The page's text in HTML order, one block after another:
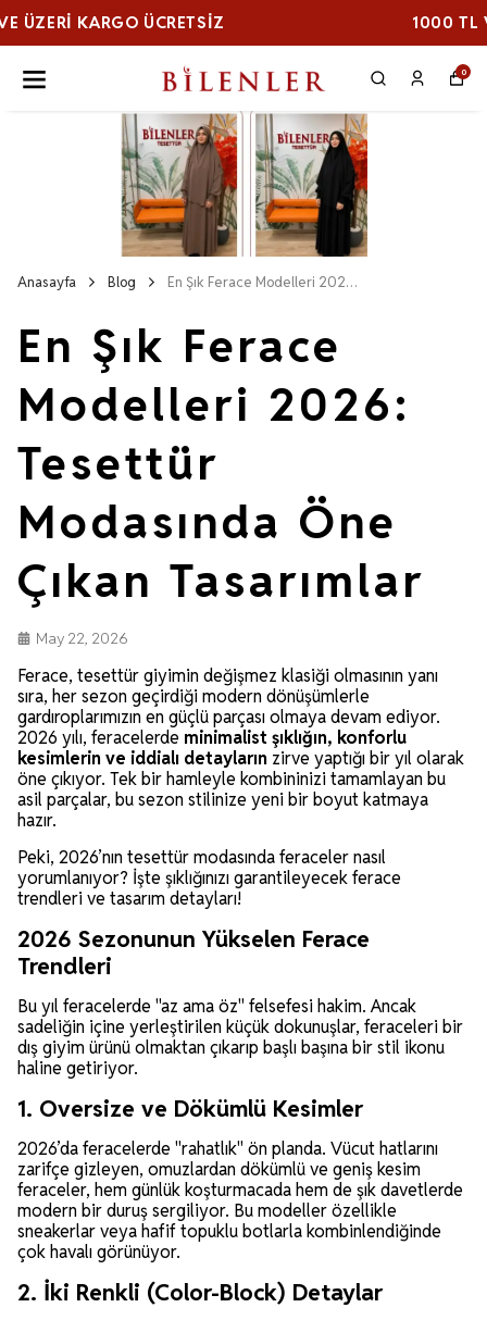
1000 TL VE ÜZERI KARGO ÜCRETSİZ
0
Anasayfa Blog En Şık Ferace Modelleri 2026: Tesettür Modasında Öne Çıkan Tasarımlar
En Şık Ferace
Modelleri 2026:
Tesettür
Modasında Öne
Çıkan Tasarımlar
May 22, 2026
Ferace, tesettür giyimin değişmez klasiği olmasının yanı
sıra, her sezon geçirdiği modern dönüşümlerle
gardıroplarımızın en güçlü parçası olmaya devam ediyor.
2026 yılı, feracelerde minimalist şıklığın, konforlu
kesimlerin ve iddialı detayların zirve yaptığı bir yıl olarak
öne çıkıyor. Tek bir hamleyle kombininizi tamamlayan bu
asil parçalar, bu sezon stilinize yeni bir boyut katmaya
hazır.
Peki, 2026’nın tesettür modasında feraceler nasıl
yorumlanıyor? İşte şıklığınızı garantileyecek ferace
trendleri ve tasarım detayları!
2026 Sezonunun Yükselen Ferace
Trendleri
Bu yıl feracelerde "az ama öz" felsefesi hakim. Ancak
sadeliğin içine yerleştirilen küçük dokunuşlar, feraceleri bir
dış giyim ürünü olmaktan çıkarıp başlı başına bir stil ikonu
haline getiriyor.
1. Oversize ve Dökümlü Kesimler
2026’da feracelerde "rahatlık" ön planda. Vücut hatlarını
zarifçe gizleyen, omuzlardan dökümlü ve geniş kesim
feraceler, hem günlük koşturmacada hem de şık davetlerde
modern bir duruş sergiliyor. Bu modeller özellikle
sneakerlar veya hafif topuklu botlarla kombinlendiğinde
çok havalı görünüyor.
2. İki Renkli (Color-Block) Detaylar